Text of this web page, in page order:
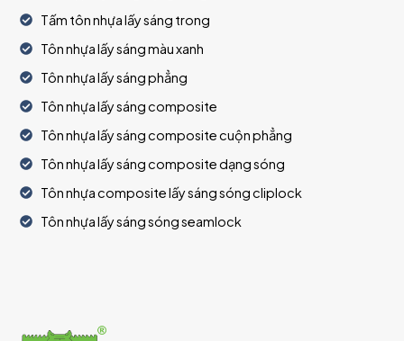
Tấm tôn nhựa lấy sáng trong
Tôn nhựa lấy sáng màu xanh
Tôn nhựa lấy sáng phẳng
Tôn nhựa lấy sáng composite
Tôn nhựa lấy sáng composite cuộn phẳng
Tôn nhựa lấy sáng composite dạng sóng
Tôn nhựa composite lấy sáng sóng cliplock
Tôn nhựa lấy sáng sóng seamlock